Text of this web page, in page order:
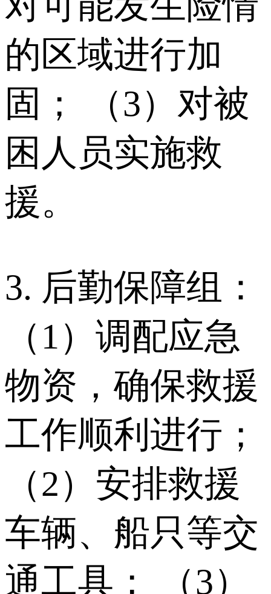
的区域进行加
固； （3）对被
困人员实施救
援。
3. 后勤保障组：
（1）调配应急
物资，确保救援
工作顺利进行；
（2）安排救援
车辆、船只等交
通工具； （3）